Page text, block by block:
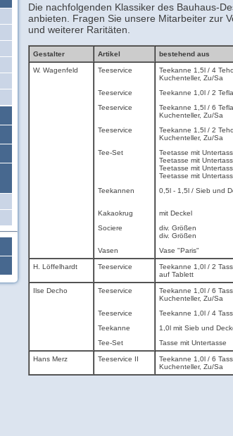
Die nachfolgenden Klassiker des Bauhaus-
anbieten. Fragen Sie unsere Mitarbeiter zur
und weiterer Raritäten.
Gestalter Artikel bestehend aus
W. Wagenfeld Teeservice
Teekanne 1,5l / 4
Kuchenteller, Zu/Sa
Teeservice Teekanne 1,0l / 2
Teeservice
Teekanne 1,5l / 6
Kuchenteller, Zu/Sa
Teeservice
Teekanne 1,5l / 2
Kuchenteller, Zu/Sa
Tee-Set
Teetasse mit
Teetasse mit
Teetasse mit
Teetasse mit
Teekannen
0,5l - 1,5l / Sieb und
Kakaokrug
mit Deckel
Sociere
div. Größen
div. Größen
Vasen
Vase "Paris"
H. Löffelhardt Teeservice
Teekanne 1,0l / 2
auf Tablett
Ilse Decho Teeservice
Teekanne 1,0l / 6
Kuchenteller, Zu/Sa
Teeservice Teekanne 1,0l / 4
Teekanne
1,0l mit Sieb und
Tee-Set
Tasse mit Untertasse
Hans Merz Teeservice II
Teekanne 1,0l / 6
Kuchenteller, Zu/Sa